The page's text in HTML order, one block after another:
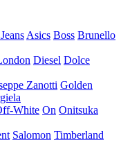
Asics Boss Brunello
Diesel Dolce
Zanotti Golden
White On Onitsuka
Salomon Timberland